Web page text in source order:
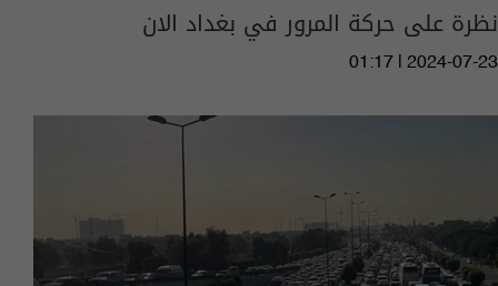
نظرة على حركة المرور في بغداد الان
01:17 | 2024-07-23